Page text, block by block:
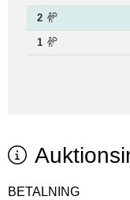
2
1
BETALNING